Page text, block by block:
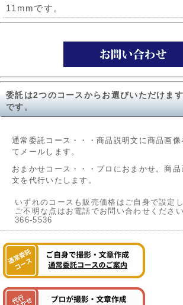
11mmです。
委託は2つのコースからお選びいただけま
です。
通常委託コース・・・商品説明文に商品画
てメールします。
おまかせコース・・・プロにおまかせ。商品
文を代行いたします。
いずれのコースも販売価格はご自身で設定し
ご不明な点はお電話でお問い合わせくださ
366-5536